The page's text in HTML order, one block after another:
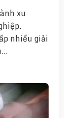
xu
nhiều giải